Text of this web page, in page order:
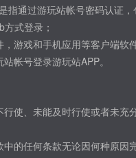
指通过游玩站帐号密码认证
式登录；
，游戏和手机应用等客户端软
帐号登录游玩站APP。
行使、未能及时行使或者未充
中的任何条款无论因何种原因